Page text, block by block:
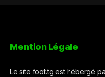
Mention Légale
Le site foot.tg est hébergé